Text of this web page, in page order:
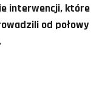
interwencji, które
od połowy